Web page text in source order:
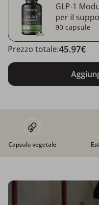
GLP-1
per il
90 capsule
Prezzo totale:45.97€
Capsula vegetale